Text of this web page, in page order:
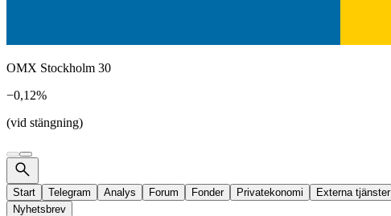
OMX Stockholm 30
−0,12%
(vid stängning)
Start Telegram Analys Forum Fonder Privatekonomi Externa tjänster
Nyhetsbrev